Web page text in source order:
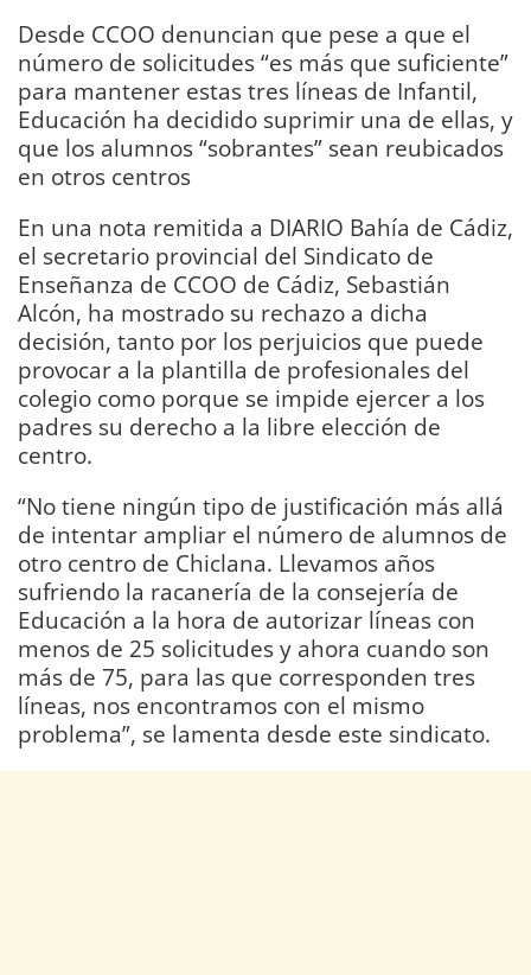
Desde CCOO denuncian que pese a que el
número de solicitudes “es más que suficiente”
para mantener estas tres líneas de Infantil,
Educación ha decidido suprimir una de ellas, y
que los alumnos “sobrantes” sean reubicados
en otros centros
En una nota remitida a DIARIO Bahía de Cádiz,
el secretario provincial del Sindicato de
Enseñanza de CCOO de Cádiz, Sebastián
Alcón, ha mostrado su rechazo a dicha
decisión, tanto por los perjuicios que puede
provocar a la plantilla de profesionales del
colegio como porque se impide ejercer a los
padres su derecho a la libre elección de
centro.
“No tiene ningún tipo de justificación más allá
de intentar ampliar el número de alumnos de
otro centro de Chiclana. Llevamos años
sufriendo la racanería de la consejería de
Educación a la hora de autorizar líneas con
menos de 25 solicitudes y ahora cuando son
más de 75, para las que corresponden tres
líneas, nos encontramos con el mismo
problema”, se lamenta desde este sindicato.